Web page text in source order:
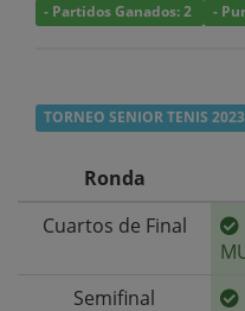
- Partidos Ganados: 2 -
TORNEO SENIOR TENIS 2023
Ronda
Cuartos de Final
Semifinal